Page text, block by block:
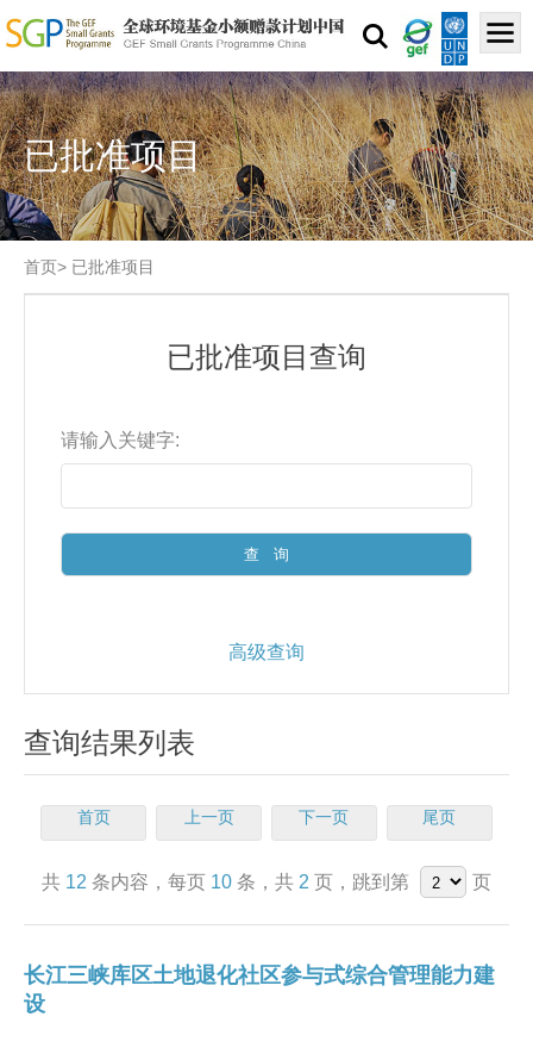
已批准项目
首页> 已批准项目
已批准项目查询
请输入关键字:
高级查询
查询结果列表
首页 上一页 下一页 尾页
共 12 条内容，每页 10 条，共 2 页，跳到第 页
长江三峡库区土地退化社区参与式综合管理能力建
设